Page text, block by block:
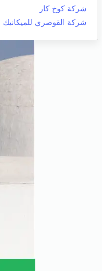
شركة كوخ كار
شركة القوصري للميكانيك